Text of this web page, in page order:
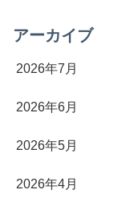
アーカイブ
2026年7月
2026年6月
2026年5月
2026年4月